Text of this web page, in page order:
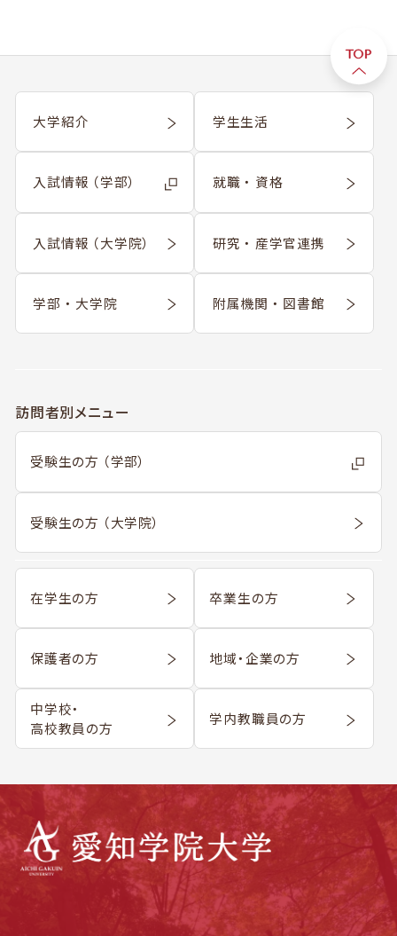
大学紹介
入試情報 （学部）
入試情報 （大学院）
学部 ・ 大学院
学生生活
就職 ・ 資格
研究 ・ 産学官連携
附属機関 ・ 図書館
訪問者別メニュー
受験生の方 （学部）
受験生の方 （大学院）
在学生の方 卒業生の方
保護者の方 地域・企業の方
中学校・
高校教員の方
学内教職員の方